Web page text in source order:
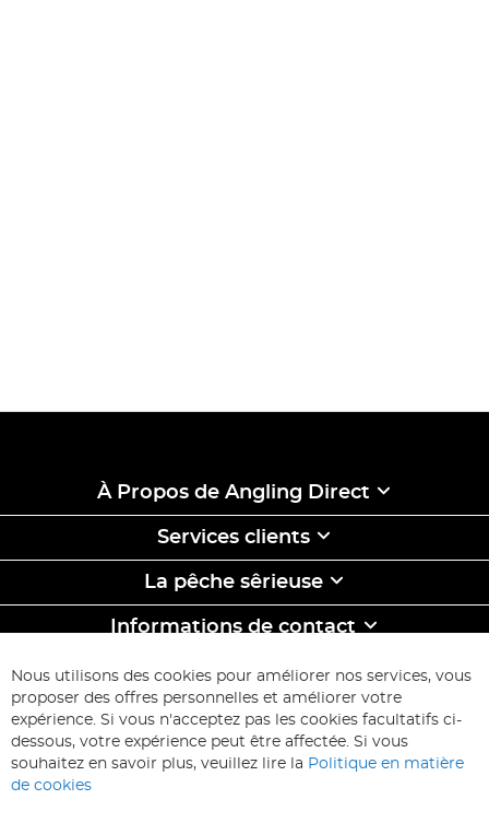
À Propos de Angling Direct
Services clients
La pêche sêrieuse
Informations de contact
ABONNEZ-VOUS & ECONOMISEZ
Inscription
à
d’information
:
Inscription
Nous utilisons des cookies pour améliorer nos services, vous
proposer des offres personnelles et améliorer votre
expérience. Si vous n'acceptez pas les cookies facultatifs ci-
dessous, votre expérience peut être affectée. Si vous
souhaitez en savoir plus, veuillez lire la Politique en matière
de cookies